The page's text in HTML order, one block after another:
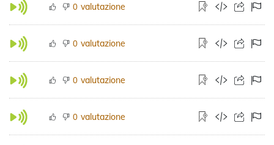
0 valutazione
0 valutazione
0 valutazione
0 valutazione